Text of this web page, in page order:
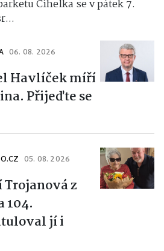
Cihelka se v pátek 7.
06. 08. 2026
Havlíček míří
Přijeďte se
05. 08. 2026
Trojanová z
104.
jí i